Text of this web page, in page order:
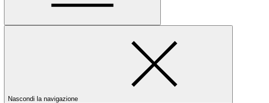
Nascondi la navigazione